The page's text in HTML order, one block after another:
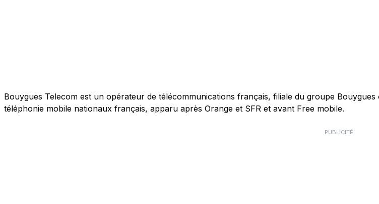
Bouygues Telecom est un opérateur de télécommunications français, filiale du groupe
téléphonie mobile nationaux français, apparu après Orange et SFR et avant Free mobile.
PUBLICITÉ